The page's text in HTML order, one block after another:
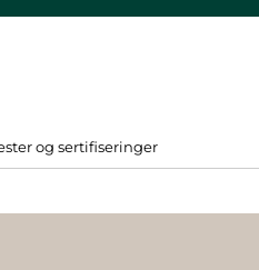
og sertifiseringer